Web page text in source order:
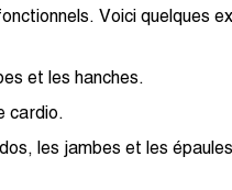
Voici quelques
et les hanches.
cardio.
les jambes et les